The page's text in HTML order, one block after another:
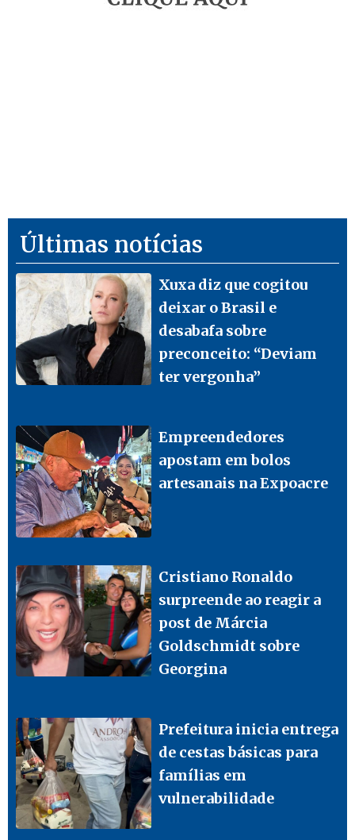
Últimas notícias
Xuxa diz que cogitou
deixar o Brasil e
desabafa sobre
preconceito: “Deviam
ter vergonha”
Empreendedores
apostam em bolos
artesanais na Expoacre
Cristiano Ronaldo
surpreende ao reagir a
post de Márcia
Goldschmidt sobre
Georgina
Prefeitura inicia entrega
de cestas básicas para
famílias em
vulnerabilidade